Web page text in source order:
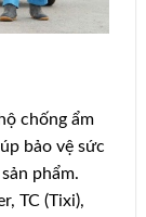
chống ẩm
bảo vệ sức
phẩm.
TC (Tixi),